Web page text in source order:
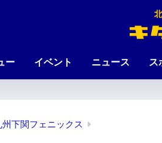
ー イベント ニュース ス
州下関フェニックス